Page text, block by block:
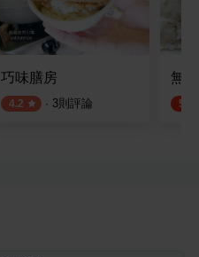
巧味膳房
4.2 · 3則評論
無
5.0